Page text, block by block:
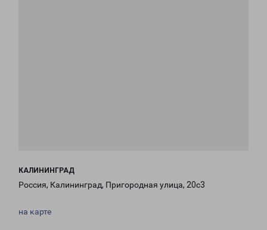
КАЛИНИНГРАД
Россия, Калининград, Пригородная улица, 20с3
на карте